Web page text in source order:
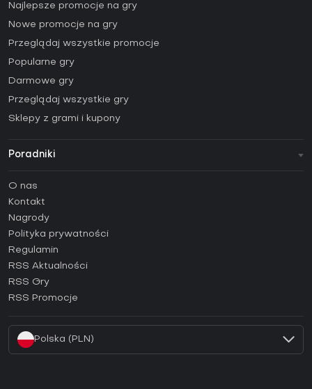
Najlepsze promocje na gry
Nowe promocje na gry
Przeglądaj wszystkie promocje
Popularne gry
Darmowe gry
Przeglądaj wszystkie gry
Sklepy z grami i kupony
Poradniki
Poradniki
Jak aktywować klucz Steam (CD Key)?
Jak aktywować klucz Epic Games (CD Key)?
Jak aktywować klucz GOG (CD Key)?
Jak aktywować klucz Ubisoft Connect (CD Key)?
O nas
Kontakt
Nagrody
Polityka prywatności
Regulamin
RSS Aktualności
RSS Gry
RSS Promocje
Polska (PLN)